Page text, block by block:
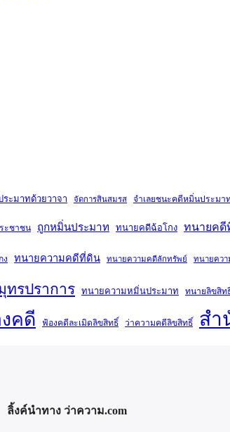
ะมาทด้วยวาจา จัดการสินสมรส จำเลยชนะคดีหมิ่นประมา
ะชาชน ถูกหมิ่นประมาท ทนายคดีฉ้อโกง ทนายคดี
ง ทนายความคดีที่ดิน ทนายความคดีลักทรัพย์ ทนายคว
รปราการ ทนายความหมิ่นประมาท ทนายลิขสิท
คดี ฟ้องคดีละเมิดลิขสิทธิ์ ว่าความคดีลิขสิทธิ์ สำ
ลิ้งค์นำทาง ว่าความ.com